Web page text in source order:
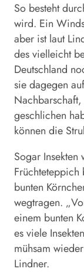
So besteht
wird. Ein
aber ist laut
des vielleicht
Deutschland
sie dagegen
geschlichen
können die
Sogar
bunten
wegtragen.
einem bunten
es viele
mühsam
Lindner.